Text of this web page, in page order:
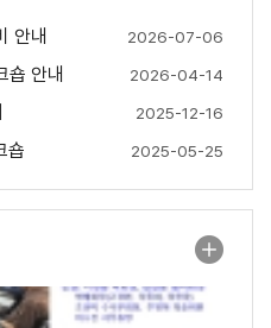
안내 2026-07-06
숍 안내 2026-04-14
2025-12-16
숍 2025-05-25